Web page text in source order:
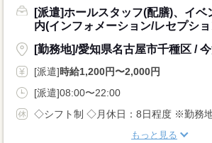
[派遣]ホールスタッフ(配膳)、イベ
内(インフォメーション/レセプシ
[勤務地]/愛知県名古屋市千種区 /
[派遣]時給1,200円〜2,000円
[派遣]08:00〜22:00
もっと見る